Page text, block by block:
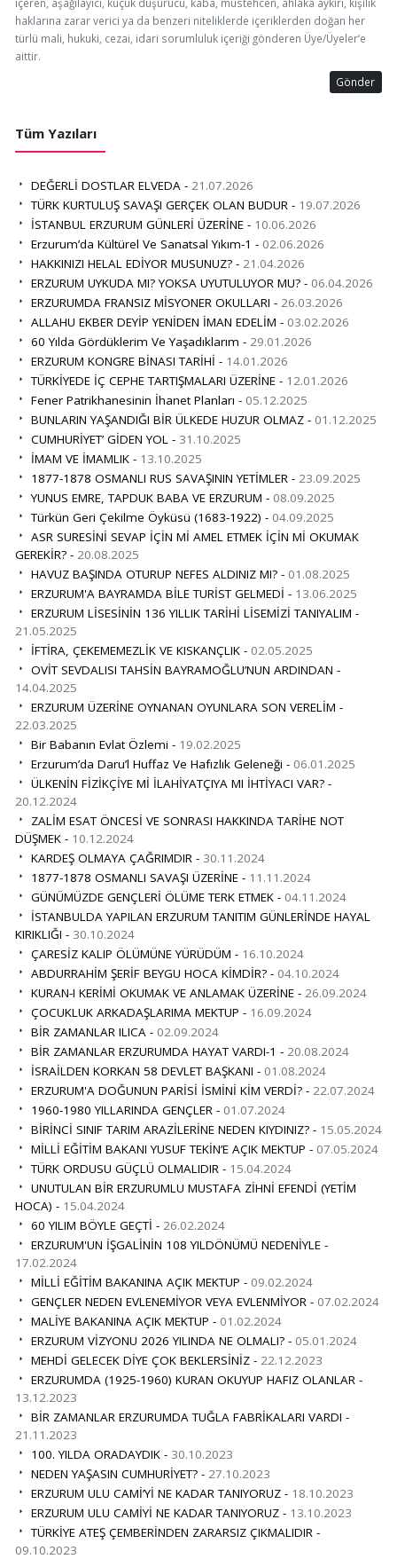
haklarına zarar verici ya da benzeri niteliklerde içeriklerden doğan her
türlü mali, hukuki, cezai, idari sorumluluk içeriği gönderen Üye/Üyeler’e
aittir.
Gönder
Tüm Yazıları
DEĞERLİ DOSTLAR ELVEDA - 21.07.2026
TÜRK KURTULUŞ SAVAŞI GERÇEK OLAN BUDUR - 19.07.2026
İSTANBUL ERZURUM GÜNLERİ ÜZERİNE - 10.06.2026
Erzurum’da Kültürel Ve Sanatsal Yıkım-1 - 02.06.2026
HAKKINIZI HELAL EDİYOR MUSUNUZ? - 21.04.2026
ERZURUM UYKUDA MI? YOKSA UYUTULUYOR MU? - 06.04.2026
ERZURUMDA FRANSIZ MİSYONER OKULLARI - 26.03.2026
ALLAHU EKBER DEYİP YENİDEN İMAN EDELİM - 03.02.2026
60 Yılda Gördüklerim Ve Yaşadıklarım - 29.01.2026
ERZURUM KONGRE BİNASI TARİHİ - 14.01.2026
TÜRKİYEDE İÇ CEPHE TARTIŞMALARI ÜZERİNE - 12.01.2026
Fener Patrikhanesinin İhanet Planları - 05.12.2025
BUNLARIN YAŞANDIĞI BİR ÜLKEDE HUZUR OLMAZ - 01.12.2025
CUMHURİYET’ GİDEN YOL - 31.10.2025
İMAM VE İMAMLIK - 13.10.2025
1877-1878 OSMANLI RUS SAVAŞININ YETİMLER - 23.09.2025
YUNUS EMRE, TAPDUK BABA VE ERZURUM - 08.09.2025
Türkün Geri Çekilme Öyküsü (1683-1922) - 04.09.2025
ASR SURESİNİ SEVAP İÇİN Mİ AMEL ETMEK İÇİN Mİ OKUMAK
GEREKİR? - 20.08.2025
HAVUZ BAŞINDA OTURUP NEFES ALDINIZ MI? - 01.08.2025
ERZURUM'A BAYRAMDA BİLE TURİST GELMEDİ - 13.06.2025
ERZURUM LİSESİNİN 136 YILLIK TARİHİ LİSEMİZİ TANIYALIM -
21.05.2025
İFTİRA, ÇEKEMEMEZLİK VE KISKANÇLIK - 02.05.2025
OVİT SEVDALISI TAHSİN BAYRAMOĞLU’NUN ARDINDAN -
14.04.2025
ERZURUM ÜZERİNE OYNANAN OYUNLARA SON VERELİM -
22.03.2025
Bir Babanın Evlat Özlemi - 19.02.2025
Erzurum’da Daru’l Huffaz Ve Hafızlık Geleneği - 06.01.2025
ÜLKENİN FİZİKÇİYE Mİ İLAHİYATÇIYA MI İHTİYACI VAR? -
20.12.2024
ZALİM ESAT ÖNCESİ VE SONRASI HAKKINDA TARİHE NOT
DÜŞMEK - 10.12.2024
KARDEŞ OLMAYA ÇAĞRIMDIR - 30.11.2024
1877-1878 OSMANLI SAVAŞI ÜZERİNE - 11.11.2024
GÜNÜMÜZDE GENÇLERİ ÖLÜME TERK ETMEK - 04.11.2024
İSTANBULDA YAPILAN ERZURUM TANITIM GÜNLERİNDE HAYAL
KIRIKLIĞI - 30.10.2024
ÇARESİZ KALIP ÖLÜMÜNE YÜRÜDÜM - 16.10.2024
ABDURRAHİM ŞERİF BEYGU HOCA KİMDİR? - 04.10.2024
KURAN-I KERİMİ OKUMAK VE ANLAMAK ÜZERİNE - 26.09.2024
ÇOCUKLUK ARKADAŞLARIMA MEKTUP - 16.09.2024
BİR ZAMANLAR ILICA - 02.09.2024
BİR ZAMANLAR ERZURUMDA HAYAT VARDI-1 - 20.08.2024
İSRAİLDEN KORKAN 58 DEVLET BAŞKANI - 01.08.2024
ERZURUM'A DOĞUNUN PARİSİ İSMİNİ KİM VERDİ? - 22.07.2024
1960-1980 YILLARINDA GENÇLER - 01.07.2024
BİRİNCİ SINIF TARIM ARAZİLERİNE NEDEN KIYDINIZ? - 15.05.2024
MİLLİ EĞİTİM BAKANI YUSUF TEKİN’E AÇIK MEKTUP - 07.05.2024
TÜRK ORDUSU GÜÇLÜ OLMALIDIR - 15.04.2024
UNUTULAN BİR ERZURUMLU MUSTAFA ZİHNİ EFENDİ (YETİM
HOCA) - 15.04.2024
60 YILIM BÖYLE GEÇTİ - 26.02.2024
ERZURUM'UN İŞGALİNİN 108 YILDÖNÜMÜ NEDENİYLE -
17.02.2024
MİLLİ EĞİTİM BAKANINA AÇIK MEKTUP - 09.02.2024
GENÇLER NEDEN EVLENEMİYOR VEYA EVLENMİYOR - 07.02.2024
MALİYE BAKANINA AÇIK MEKTUP - 01.02.2024
ERZURUM VİZYONU 2026 YILINDA NE OLMALI? - 05.01.2024
MEHDİ GELECEK DİYE ÇOK BEKLERSİNİZ - 22.12.2023
ERZURUMDA (1925-1960) KURAN OKUYUP HAFIZ OLANLAR -
13.12.2023
BİR ZAMANLAR ERZURUMDA TUĞLA FABRİKALARI VARDI -
21.11.2023
100. YILDA ORADAYDIK - 30.10.2023
NEDEN YAŞASIN CUMHURİYET? - 27.10.2023
ERZURUM ULU CAMİ’Yİ NE KADAR TANIYORUZ - 18.10.2023
ERZURUM ULU CAMİYİ NE KADAR TANIYORUZ - 13.10.2023
TÜRKİYE ATEŞ ÇEMBERİNDEN ZARARSIZ ÇIKMALIDIR -
09.10.2023